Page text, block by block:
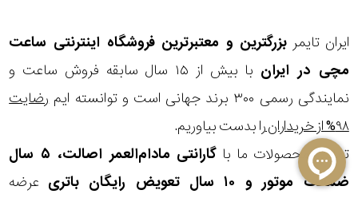
ایران تایمر بزرگترین و معتبرترین فروشگاه اینترنتی ساعت
مچی در ایران
با بیش از ۱۵ سال سابقه فروش ساعت و
نمایندگی رسمی ۳۰۰ برند جهانی است و توانسته ایم
رضایت
۹۸% از خریداران
را بدست بیاوریم.
تمامی محصولات ما با
گارانتی مادام‌العمر اصالت، ۵ سال
ضمانت موتور و ۱۰ سال تعویض رایگان باتری
عرضه